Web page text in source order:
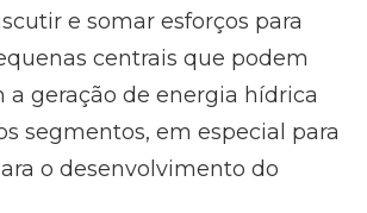
e somar esforços para
centrais que podem
geração de energia hídrica
segmentos, em especial para
o desenvolvimento do